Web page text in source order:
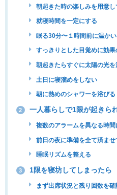
朝起きた時の楽しみを用意し
就寝時間を一定にする
眠る30分〜１時間前に温か
すっきりとした目覚めに効果
朝起きたらすぐに太陽の光を
土日に寝溜めをしない
朝に熱めのシャワーを浴びる
2 一人暮らしで1限が起きら
複数のアラームを異なる時間
前日の夜に準備を全て済ませ
睡眠リズムを整える
3 1限を寝坊してしまったら
まず出席状況と残り回数を確